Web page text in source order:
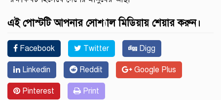
এই পোস্টটি আপনার সোশ্যাল মিডিয়ায় শেয়ার করুন।
Facebook Twitter Digg
Linkedin Reddit Google Plus
Pinterest Print